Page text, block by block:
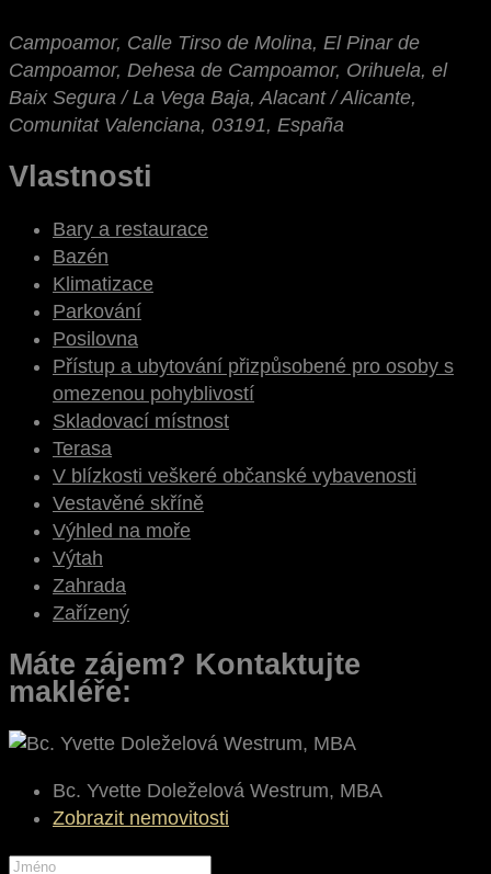
Campoamor, Calle Tirso de Molina, El Pinar de
Campoamor, Dehesa de Campoamor, Orihuela, el
Baix Segura / La Vega Baja, Alacant / Alicante,
Comunitat Valenciana, 03191, España
Vlastnosti
Bary a restaurace
Bazén
Klimatizace
Parkování
Posilovna
Přístup a ubytování přizpůsobené pro osoby s
omezenou pohyblivostí
Skladovací místnost
Terasa
V blízkosti veškeré občanské vybavenosti
Vestavěné skříně
Výhled na moře
Výtah
Zahrada
Zařízený
Máte zájem? Kontaktujte
makléře:
Bc. Yvette Doleželová Westrum, MBA
Zobrazit nemovitosti